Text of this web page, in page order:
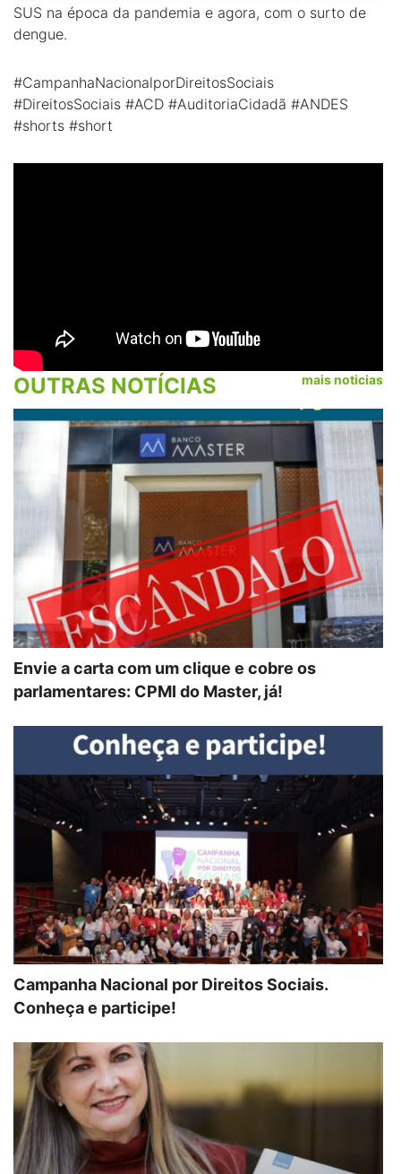
SUS na época da pandemia e agora, com o surto de
dengue.
#CampanhaNacionalporDireitosSociais
#DireitosSociais #ACD #AuditoriaCidadã #ANDES
#shorts #short
OUTRAS NOTÍCIAS mais noticias
Envie a carta com um clique e cobre os
parlamentares: CPMI do Master, já!
Campanha Nacional por Direitos Sociais.
Conheça e participe!